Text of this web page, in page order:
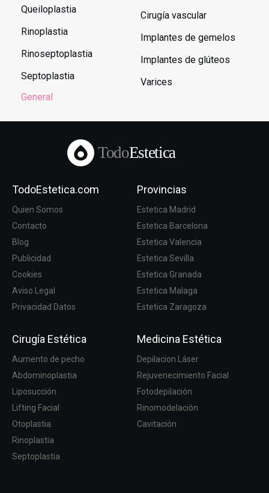
Queiloplastia
Rinoplastia
Rinoseptoplastia
Septoplastia
General
Cirugía vascular
Implantes de gemelos
Implantes de glúteos
Varices
TodoEstetica
TodoEstetica.com
Quien Somos
Contacto
Blog
Publicidad
Cookies
Aviso Legal
Privacidad Datos
Provincias
Estetica Madrid
Estetica Barcelona
Estetica Valencia
Estetica Sevilla
Estetica Granada
Estetica Malaga
Estetica Zaragoza
Cirugía Estética
Aumento de pecho
Abdominoplastia
Liposucción
Lifting Facial
Otoplastia
Rinoplastia
Septoplastia
Medicina Estética
Depilacion Láser
Rejuvenecimiento Facial
Fotodepilación
Rinomodelación
Cavitación